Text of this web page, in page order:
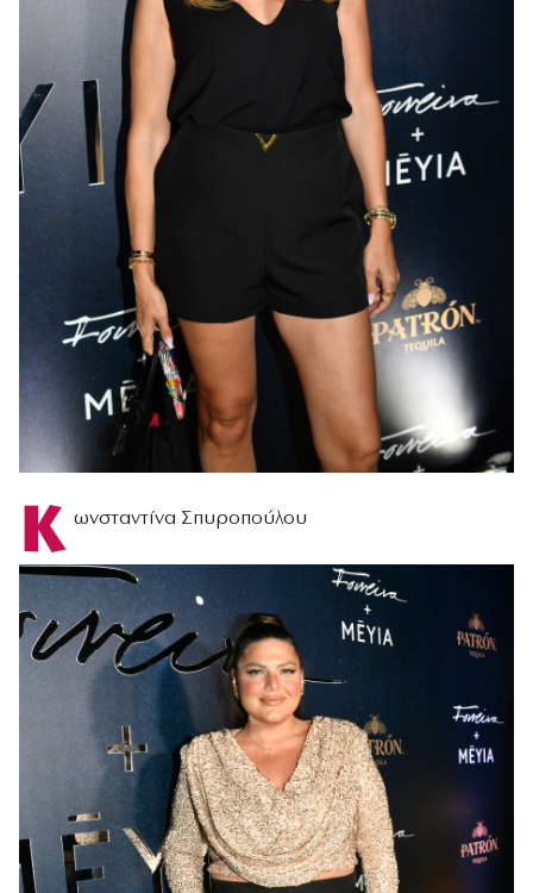
Κ ωνσταντίνα Σπυροπούλου